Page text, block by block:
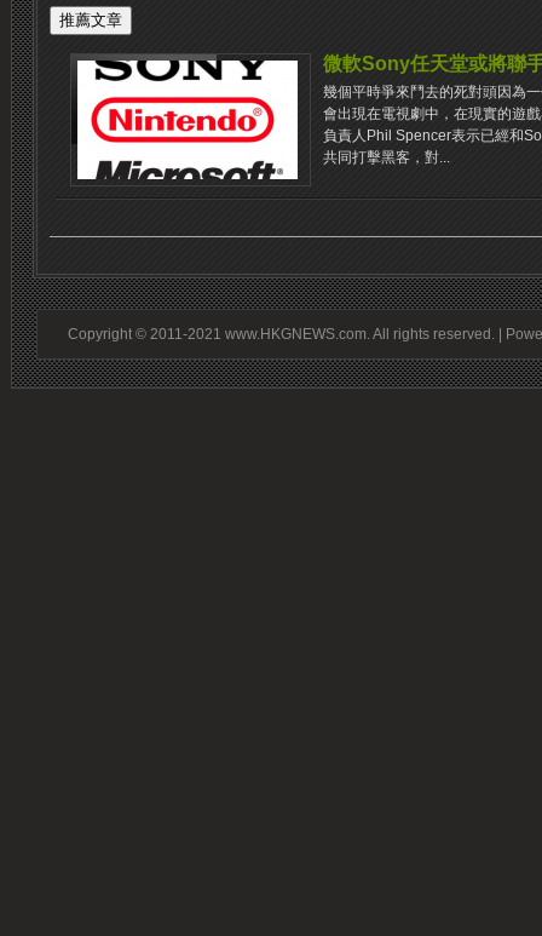
微軟Sony任天堂或將聯
幾個平時爭來鬥去的死對頭因為
會出現在電視劇中，在現實的遊
負責人Phil Spencer表示已經和
共同打擊黑客，對...
Copyright © 2011-2021 www.HKGNEWS.com. All rights reserved. |